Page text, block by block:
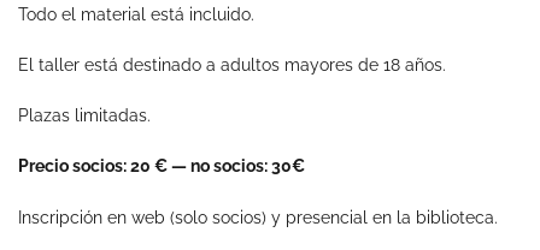
Todo el material está incluido.
El taller está destinado a adultos mayores de 18 años.
Plazas limitadas.
Precio socios: 20 € — no socios: 30€
Inscripción en web (solo socios) y presencial en la biblioteca.